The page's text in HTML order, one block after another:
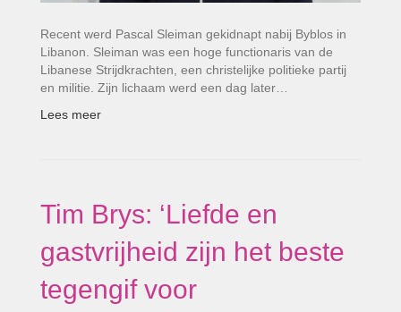
Recent werd Pascal Sleiman gekidnapt nabij Byblos in
Libanon. Sleiman was een hoge functionaris van de
Libanese Strijdkrachten, een christelijke politieke partij
en militie. Zijn lichaam werd een dag later…
Lees meer
Tim Brys: ‘Liefde en
gastvrijheid zijn het beste
tegengif voor